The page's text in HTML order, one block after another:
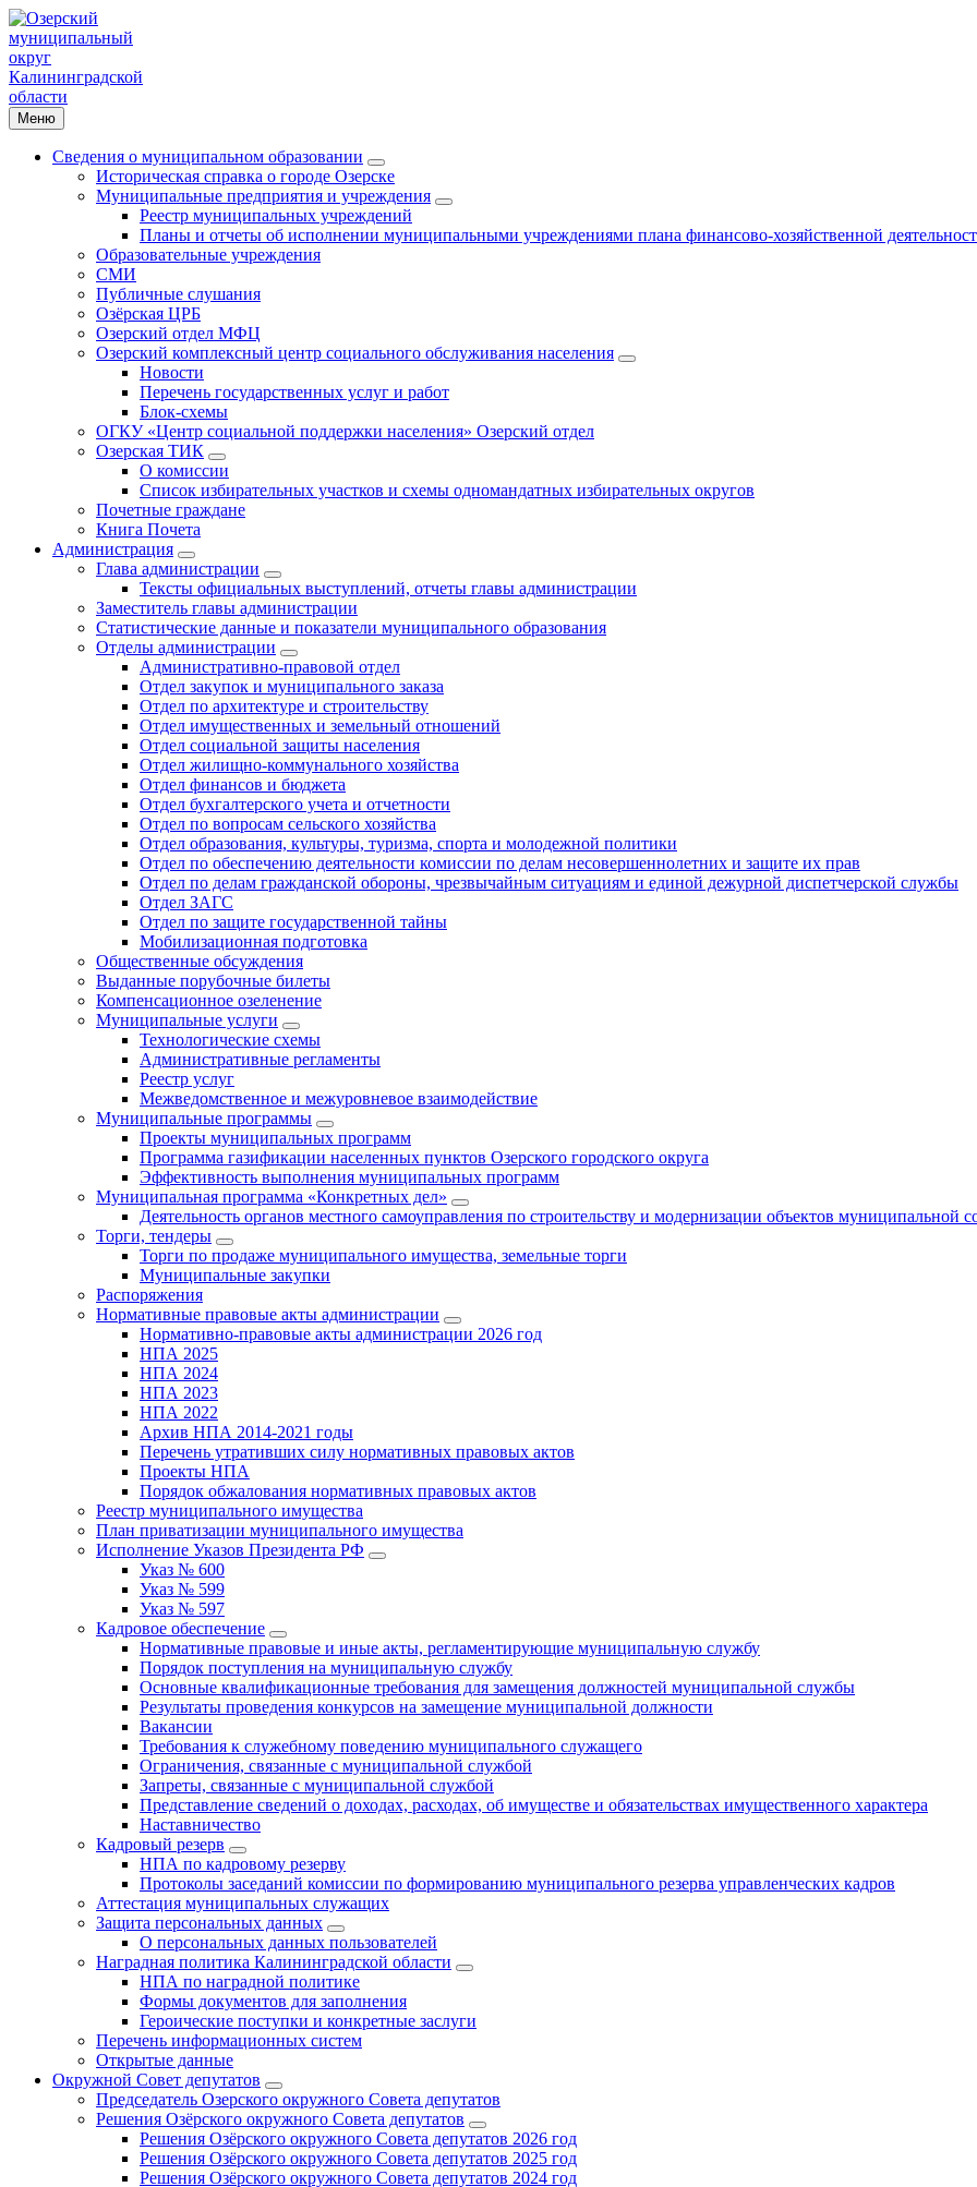
Меню
Сведения о муниципальном образовании
Историческая справка о городе Озерске
Муниципальные предприятия и учреждения
Реестр муниципальных учреждений
Планы и отчеты об исполнении муниципальными учреждениями плана финансово-хозяйственной
Образовательные учреждения
СМИ
Публичные слушания
Озёрская ЦРБ
Озерский отдел МФЦ
Озерский комплексный центр социального обслуживания населения
Новости
Перечень государственных услуг и работ
Блок-схемы
ОГКУ «Центр социальной поддержки населения» Озерский отдел
Озерская ТИК
О комиссии
Список избирательных участков и схемы одномандатных избирательных округов
Почетные граждане
Книга Почета
Администрация
Глава администрации
Тексты официальных выступлений, отчеты главы администрации
Заместитель главы администрации
Статистические данные и показатели муниципального образования
Отделы администрации
Административно-правовой отдел
Отдел закупок и муниципального заказа
Отдел по архитектуре и строительству
Отдел имущественных и земельный отношений
Отдел социальной защиты населения
Отдел жилищно-коммунального хозяйства
Отдел финансов и бюджета
Отдел бухгалтерского учета и отчетности
Отдел по вопросам сельского хозяйства
Отдел образования, культуры, туризма, спорта и молодежной политики
Отдел по обеспечению деятельности комиссии по делам несовершеннолетних и защите их прав
Отдел по делам гражданской обороны, чрезвычайным ситуациям и единой дежурной диспетчерской службы
Отдел ЗАГС
Отдел по защите государственной тайны
Мобилизационная подготовка
Общественные обсуждения
Выданные порубочные билеты
Компенсационное озеленение
Муниципальные услуги
Технологические схемы
Административные регламенты
Реестр услуг
Межведомственное и межуровневое взаимодействие
Муниципальные программы
Проекты муниципальных программ
Программа газификации населенных пунктов Озерского городского округа
Эффективность выполнения муниципальных программ
Муниципальная программа «Конкретных дел»
Деятельность органов местного самоуправления по строительству и модернизации объектов муниципальной
Торги, тендеры
Торги по продаже муниципального имущества, земельные торги
Муниципальные закупки
Распоряжения
Нормативные правовые акты администрации
Нормативно-правовые акты администрации 2026 год
НПА 2025
НПА 2024
НПА 2023
НПА 2022
Архив НПА 2014-2021 годы
Перечень утративших силу нормативных правовых актов
Проекты НПА
Порядок обжалования нормативных правовых актов
Реестр муниципального имущества
План приватизации муниципального имущества
Исполнение Указов Президента РФ
Указ № 600
Указ № 599
Указ № 597
Кадровое обеспечение
Нормативные правовые и иные акты, регламентирующие муниципальную службу
Порядок поступления на муниципальную службу
Основные квалификационные требования для замещения должностей муниципальной службы
Результаты проведения конкурсов на замещение муниципальной должности
Вакансии
Требования к служебному поведению муниципального служащего
Ограничения, связанные с муниципальной службой
Запреты, связанные с муниципальной службой
Представление сведений о доходах, расходах, об имуществе и обязательствах имущественного характера
Наставничество
Кадровый резерв
НПА по кадровому резерву
Протоколы заседаний комиссии по формированию муниципального резерва управленческих кадров
Аттестация муниципальных служащих
Защита персональных данных
О персональных данных пользователей
Наградная политика Калининградской области
НПА по наградной политике
Формы документов для заполнения
Героические поступки и конкретные заслуги
Перечень информационных систем
Открытые данные
Окружной Совет депутатов
Председатель Озерского окружного Совета депутатов
Решения Озёрского окружного Совета депутатов
Решения Озёрского окружного Совета депутатов 2026 год
Решения Озёрского окружного Совета депутатов 2025 год
Решения Озёрского окружного Совета депутатов 2024 год